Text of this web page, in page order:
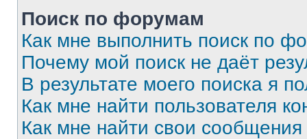
Поиск по форумам
Как мне выполнить поиск по
Почему мой поиск не даёт
В результате моего поиска я
Как мне найти пользователя
Как мне найти свои